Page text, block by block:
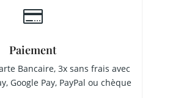

Paiement
Bancaire, 3x sans frais avec
Google Pay, PayPal ou chèque